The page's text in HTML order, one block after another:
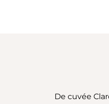
De cuvée